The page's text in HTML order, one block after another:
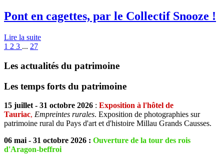
Pont en cagettes, par le Collectif Snooze !
Lire la suite
1 2 3 ... 27
Les actualités du patrimoine
Les temps forts du patrimoine
15 juillet - 31 octobre 2026 : Exposition à l'hôtel de
Tauriac, Empreintes rurales. Exposition de photographies sur
patrimoine rural du Pays d'art et d'histoire Millau Grands Causses.
06 mai - 31 octobre 2026 : Ouverture de la tour des rois
d'Aragon-beffroi